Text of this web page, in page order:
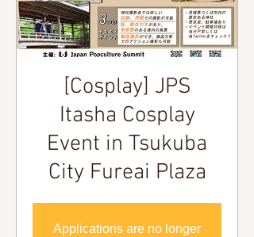
[Cosplay] JPS
Itasha Cosplay
Event in Tsukuba
City Fureai Plaza
Applications are no longer